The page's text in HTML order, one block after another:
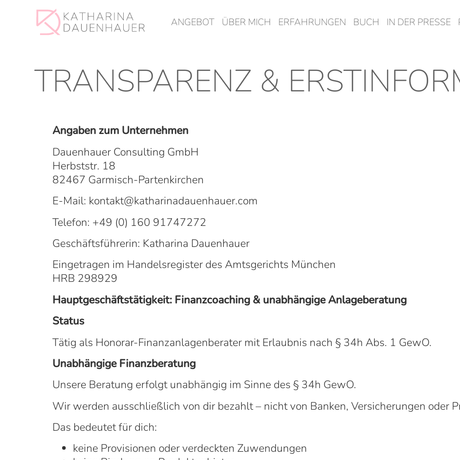
ANGEBOT ÜBER MICH ERFAHRUNGEN BUCH IN DER PRESSE
TRANSPARENZ &
Angaben zum Unternehmen
Dauenhauer Consulting GmbH
Herbststr. 18
82467 Garmisch-Partenkirchen
E-Mail: kontakt@katharinadauenhauer.com
Telefon: +49 (0) 160 91747272
Geschäftsführerin: Katharina Dauenhauer
Eingetragen im Handelsregister des Amtsgerichts München
HRB 298929
Hauptgeschäftstätigkeit: Finanzcoaching & unabhängige Anlageberatung
Status
Tätig als Honorar-Finanzanlagenberater mit Erlaubnis nach § 34h Abs. 1 GewO.
Unabhängige Finanzberatung
Unsere Beratung erfolgt unabhängig im Sinne des § 34h GewO.
Wir werden ausschließlich von dir bezahlt – nicht von Banken, Versicherungen oder
Das bedeutet für dich:
keine Provisionen oder verdeckten Zuwendungen